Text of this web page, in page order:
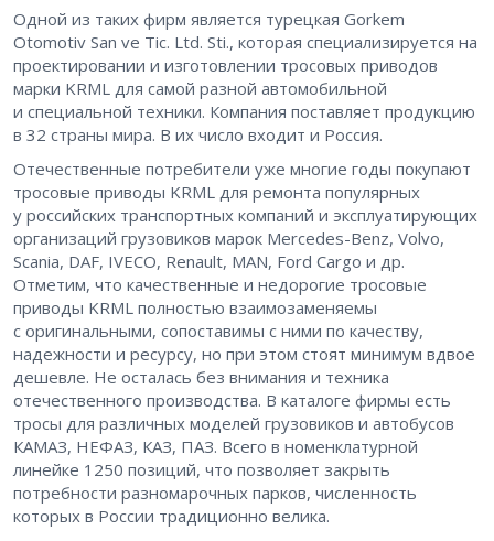
Одной из таких фирм является турецкая Gorkem
Otomotiv San ve Tic. Ltd. Sti., которая специализируется на
проектировании и изготовлении тросовых приводов
марки KRML для самой разной автомобильной
и специальной техники. Компания поставляет продукцию
в 32 страны мира. В их число входит и Россия.
Отечественные потребители уже многие годы покупают
тросовые приводы KRML для ремонта популярных
у российских транспортных компаний и эксплуатирующих
организаций грузовиков марок Mercedes-Benz, Volvo,
Scania, DAF, IVECO, Renault, MAN, Ford Cargo и др.
Отметим, что качественные и недорогие тросовые
приводы KRML полностью взаимозаменяемы
с оригинальными, сопоставимы с ними по качеству,
надежности и ресурсу, но при этом стоят минимум вдвое
дешевле. Не осталась без внимания и техника
отечественного производства. В каталоге фирмы есть
тросы для различных моделей грузовиков и автобусов
КАМАЗ, НЕФАЗ, КАЗ, ПАЗ. Всего в номенклатурной
линейке 1250 позиций, что позволяет закрыть
потребности разномарочных парков, численность
которых в России традиционно велика.